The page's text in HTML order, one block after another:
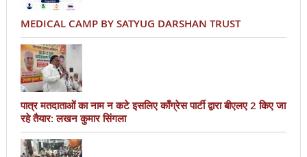
MEDICAL CAMP BY SATYUG DARSHAN TRUST
पात्र मतदाताओं का नाम न कटे इसलिए काँग्रेस पार्टी द्वारा बीएलए 2 किए जा
रहे तैयार: लखन कुमार सिंगला